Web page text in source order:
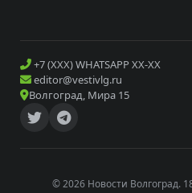
+7 (XXX) WHATSAPP XX-XX
editor@vestivlg.ru
Волгоград, Мира 15
© 2026 Новости Волгоград.